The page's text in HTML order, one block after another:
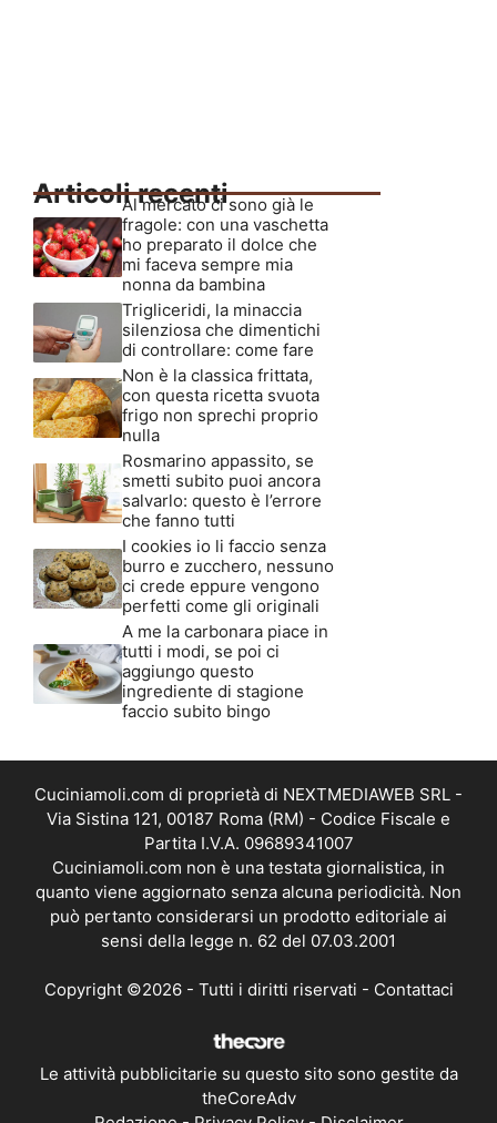
Articoli recenti
Al mercato ci sono già le
fragole: con una vaschetta
ho preparato il dolce che
mi faceva sempre mia
nonna da bambina
Trigliceridi, la minaccia
silenziosa che dimentichi
di controllare: come fare
Non è la classica frittata,
con questa ricetta svuota
frigo non sprechi proprio
nulla
Rosmarino appassito, se
smetti subito puoi ancora
salvarlo: questo è l’errore
che fanno tutti
I cookies io li faccio senza
burro e zucchero, nessuno
ci crede eppure vengono
perfetti come gli originali
A me la carbonara piace in
tutti i modi, se poi ci
aggiungo questo
ingrediente di stagione
faccio subito bingo
Cuciniamoli.com di proprietà di NEXTMEDIAWEB SRL -
Via Sistina 121, 00187 Roma (RM) - Codice Fiscale e
Partita I.V.A. 09689341007
Cuciniamoli.com non è una testata giornalistica, in
quanto viene aggiornato senza alcuna periodicità. Non
può pertanto considerarsi un prodotto editoriale ai
sensi della legge n. 62 del 07.03.2001
Copyright ©2026 - Tutti i diritti riservati - Contattaci
Le attività pubblicitarie su questo sito sono gestite da
theCoreAdv